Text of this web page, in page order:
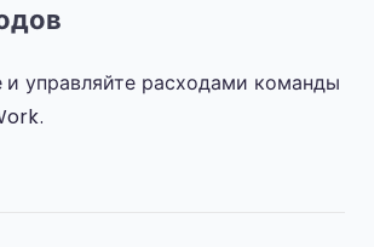
управляйте расходами команды